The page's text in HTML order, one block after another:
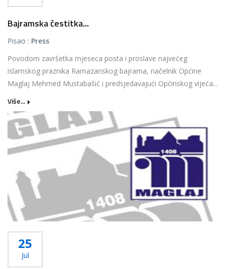
Bajramska čestitka...
Pisao : Press
Povodom završetka mjeseca posta i proslave najvećeg
islamskog praznika Ramazanskog bajrama, načelnik Općine
Maglaj Mehmed Mustabašić i predsjedavajući Općinskog vijeća...
Više...
25
Jul